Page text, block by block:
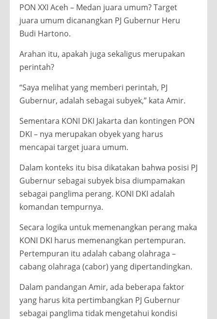
PON XXI Aceh – Medan juara umum? Target
juara umum dicanangkan PJ Gubernur Heru
Budi Hartono.
Arahan itu, apakah juga sekaligus merupakan
perintah?
“Saya melihat yang memberi perintah, PJ
Gubernur, adalah sebagai subyek,” kata Amir.
Sementara KONI DKI Jakarta dan kontingen PON
DKI – nya merupakan obyek yang harus
mencapai target juara umum.
Dalam konteks itu bisa dikatakan bahwa posisi PJ
Gubernur sebagai subyek bisa diumpamakan
sebagai panglima perang. KONI DKI adalah
komandan tempurnya.
Secara logika untuk memenangkan perang maka
KONI DKI harus memenangkan pertempuran.
Pertempuran itu adalah cabang olahraga –
cabang olahraga (cabor) yang dipertandingkan.
Dalam pandangan Amir, ada beberapa faktor
yang harus kita pertimbangkan PJ Gubernur
sebagai panglima tidak mengetahui kondisi